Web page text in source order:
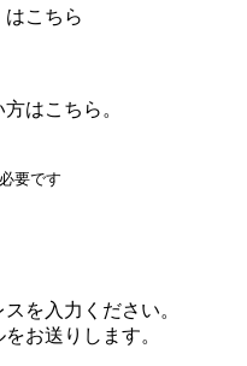
はこちら
はこちら。
要です
を入力ください。
お送りします。